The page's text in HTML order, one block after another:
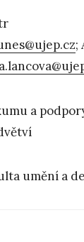
;
a
umění a